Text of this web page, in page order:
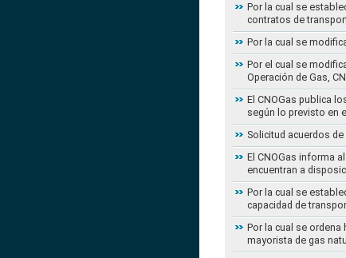
Por la cual se
contratos de
Por la cual se
Por el cual se
Operación de Gas,
El CNOGas publica
según lo previsto en
Solicitud acuerdos
El CNOGas informa
encuentran a
Por la cual se
capacidad de
Por la cual se
mayorista de gas